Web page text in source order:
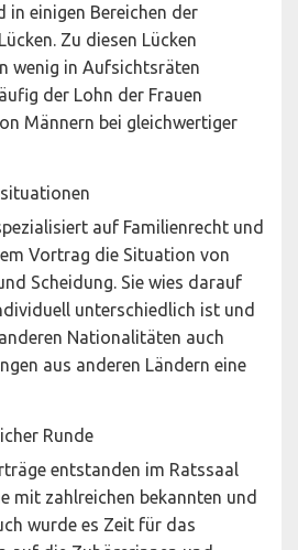
in einigen Bereichen der
Zu diesen Lücken
wenig in Aufsichtsräten
der Lohn der Frauen
Männern bei gleichwertiger
auf Familienrecht und
Vortrag die Situation von
Scheidung. Sie wies darauf
unterschiedlich ist und
Nationalitäten auch
aus anderen Ländern eine
Runde
entstanden im Ratssaal
mit zahlreichen bekannten und
wurde es Zeit für das